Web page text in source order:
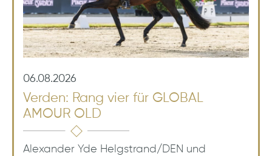
06.08.2026
Verden: Rang vier für GLOBAL
AMOUR OLD
Alexander Yde Helgstrand/DEN und